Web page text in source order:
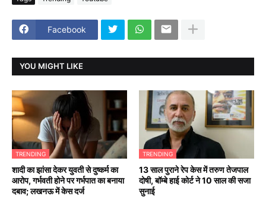
Facebook
YOU MIGHT LIKE
TRENDING
शादी का झांसा देकर युवती से दुष्कर्म का
आरोप, गर्भवती होने पर गर्भपात का बनाया
दबाव; लखनऊ में केस दर्ज
TRENDING
13 साल पुराने रेप केस में तरुण तेजपाल
दोषी, बॉम्बे हाई कोर्ट ने 10 साल की सजा
सुनाई